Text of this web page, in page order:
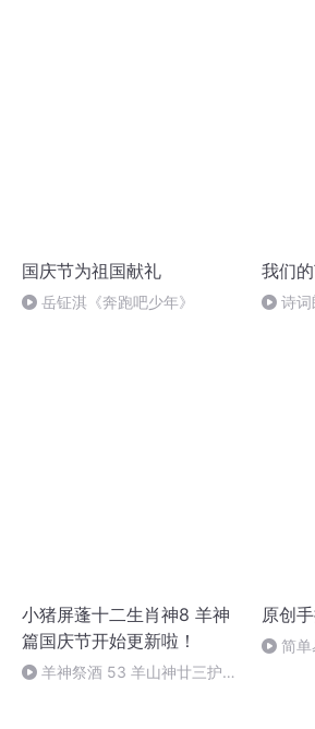
国庆节为祖国献礼
岳钲淇《奔跑吧少年》
我们
诗词
小猪屏蓬十二生肖神8 羊神
篇国庆节开始更新啦！
羊神祭酒 53 羊山神廿三护祭
原创
简单